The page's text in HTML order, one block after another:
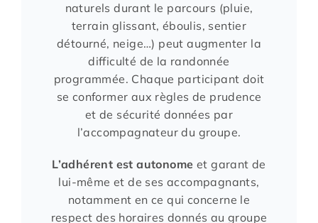
naturels durant le parcours (pluie,
terrain glissant, éboulis, sentier
détourné, neige…) peut augmenter la
difficulté de la randonnée
programmée. Chaque participant doit
se conformer aux règles de prudence
et de sécurité données par
l’accompagnateur du groupe.
L’adhérent est autonome et garant de
lui-même et de ses accompagnants,
notamment en ce qui concerne le
respect des horaires donnés au groupe